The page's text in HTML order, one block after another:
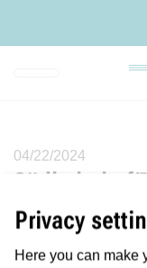
04/22/2024
Südbahnhof/
Haltestelle
Betrieb
Privacy
Here you can make